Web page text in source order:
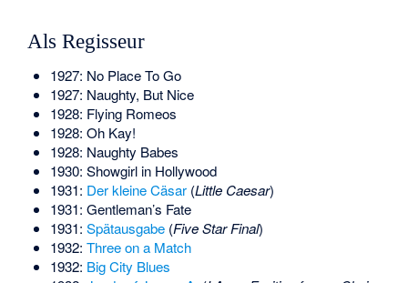
Als Regisseur
1927: No Place To Go
1927: Naughty, But Nice
1928: Flying Romeos
1928: Oh Kay!
1928: Naughty Babes
1930: Showgirl in Hollywood
1931: Der kleine Cäsar(Little Caesar)
1931: Gentleman’s Fate
1931: Spätausgabe(Five Star Final)
1932: Three on a Match
1932: Big City Blues